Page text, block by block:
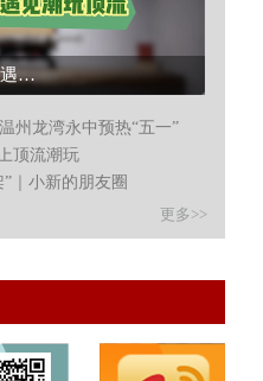
破次元了！当龙泉宝剑遇上顶流潮玩...
州龙湾永中预热“五一”
顶流潮玩
｜小新的朋友圈
更多>>